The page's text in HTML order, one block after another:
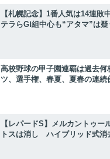
【札幌記念】1番人気は14連
テラらGⅠ組中心も“アタマ”は
高校野球の甲子園連覇は過去
ツ、選手権、春夏、夏春の連続
【レパードS】メルカントゥー
トスは消し ハイブリッド式消